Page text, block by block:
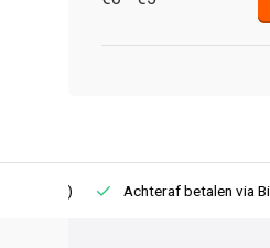
Achteraf betalen via Billink